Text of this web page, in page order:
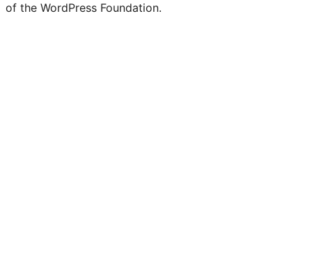
of the WordPress Foundation.